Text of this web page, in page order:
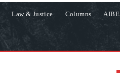
Law & Justice Columns AIBE